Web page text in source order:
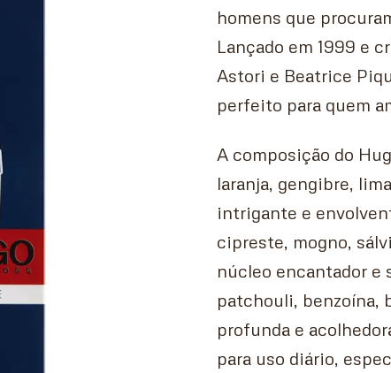
homens que
Lançado em 1999 e
Astori e Beatrice
perfeito para quem
A composição do
laranja, gengibre,
intrigante e
cipreste, mogno,
núcleo encantador e
patchouli, benzoína,
profunda e
para uso diário,